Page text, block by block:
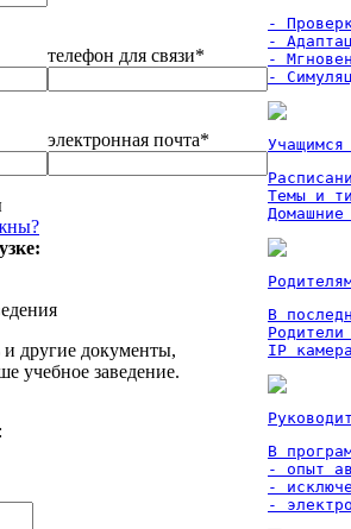
телефон для связи*
электронная почта*
другие документы,
учебное заведение.
-
-
-
-
Темы и
Домашние
В
IP
В
- опыт
-
-